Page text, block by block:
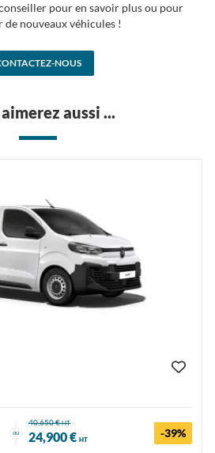
pour en savoir plus ou pour
nouveaux véhicules !
NOUS
aussi ...
ou
40,650 €HT
24,900 € HT -39%